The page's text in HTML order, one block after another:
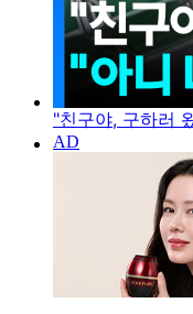
"친구야, 구하러